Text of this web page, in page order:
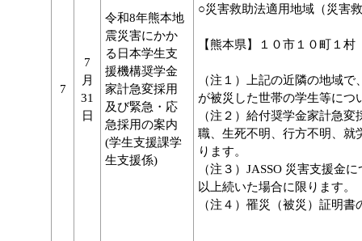
7
7
月
31
日
令和8年熊本地
震災害にかか
る日本学生支
援機構奨学金
家計急変採用
及び緊急・応
急採用の案内
(学生支援課学
生支援係)
○災害救助法適用地域（災害
【熊本県】１０市１０町
（注１）上記の近隣の地域
が被災した世帯の学生等につ
（注２）給付奨学金家計急
職、生死不明、行方不明、就
ります。
（注３）JASSO 災害支援金
以上続いた場合に限ります。
（注４）罹災（被災）証明